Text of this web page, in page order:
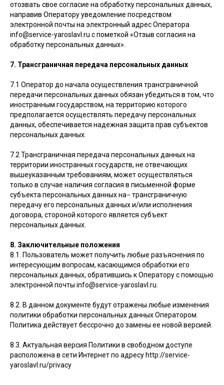
отозвать свое согласие на обработку персональных данных,
направив Оператору уведомление посредством
электронной почты на электронный адрес Оператора
info@service-yaroslavl.ru с пометкой «Отзыв согласия на
обработку персональных данных».
7. Трансграничная передача персональных данных
7.1 Оператор до начала осуществления трансграничной
передачи персональных данных обязан убедиться в том, что
иностранным государством, на территорию которого
предполагается осуществлять передачу персональных
данных, обеспечивается надежная защита прав субъектов
персональных данных.
7.2 Трансграничная передача персональных данных на
территории иностранных государств, не отвечающих
вышеуказанным требованиям, может осуществляться
только в случае наличия согласия в письменной форме
субъекта персональных данных на− трансграничную
передачу его персональных данных и/или исполнения
договора, стороной которого является субъект
персональных данных.
8. Заключительные положения
8.1. Пользователь может получить любые разъяснения по
интересующим вопросам, касающимся обработки его
персональных данных, обратившись к Оператору с помощью
электронной почты info@service-yaroslavl.ru.
8.2. В данном документе будут отражены любые изменения
политики обработки персональных данных Оператором.
Политика действует бессрочно до замены ее новой версией.
8.3. Актуальная версия Политики в свободном доступе
расположена в сети Интернет по адресу http://service-
yaroslavl.ru/privacy